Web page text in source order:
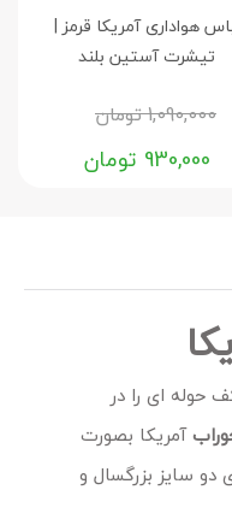
هواداری آمریکا قرمز |
تیشرت آستین بلند
1,090,000تومان
930,000 تومان
حوله ای را در
آمریکا بصورت
دو سایز بزرگسال و